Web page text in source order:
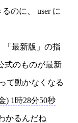
るのに、 user に
「最新版」の指
式のものが最新
て動かなくなる
) 1時28分50秒
かるんだね